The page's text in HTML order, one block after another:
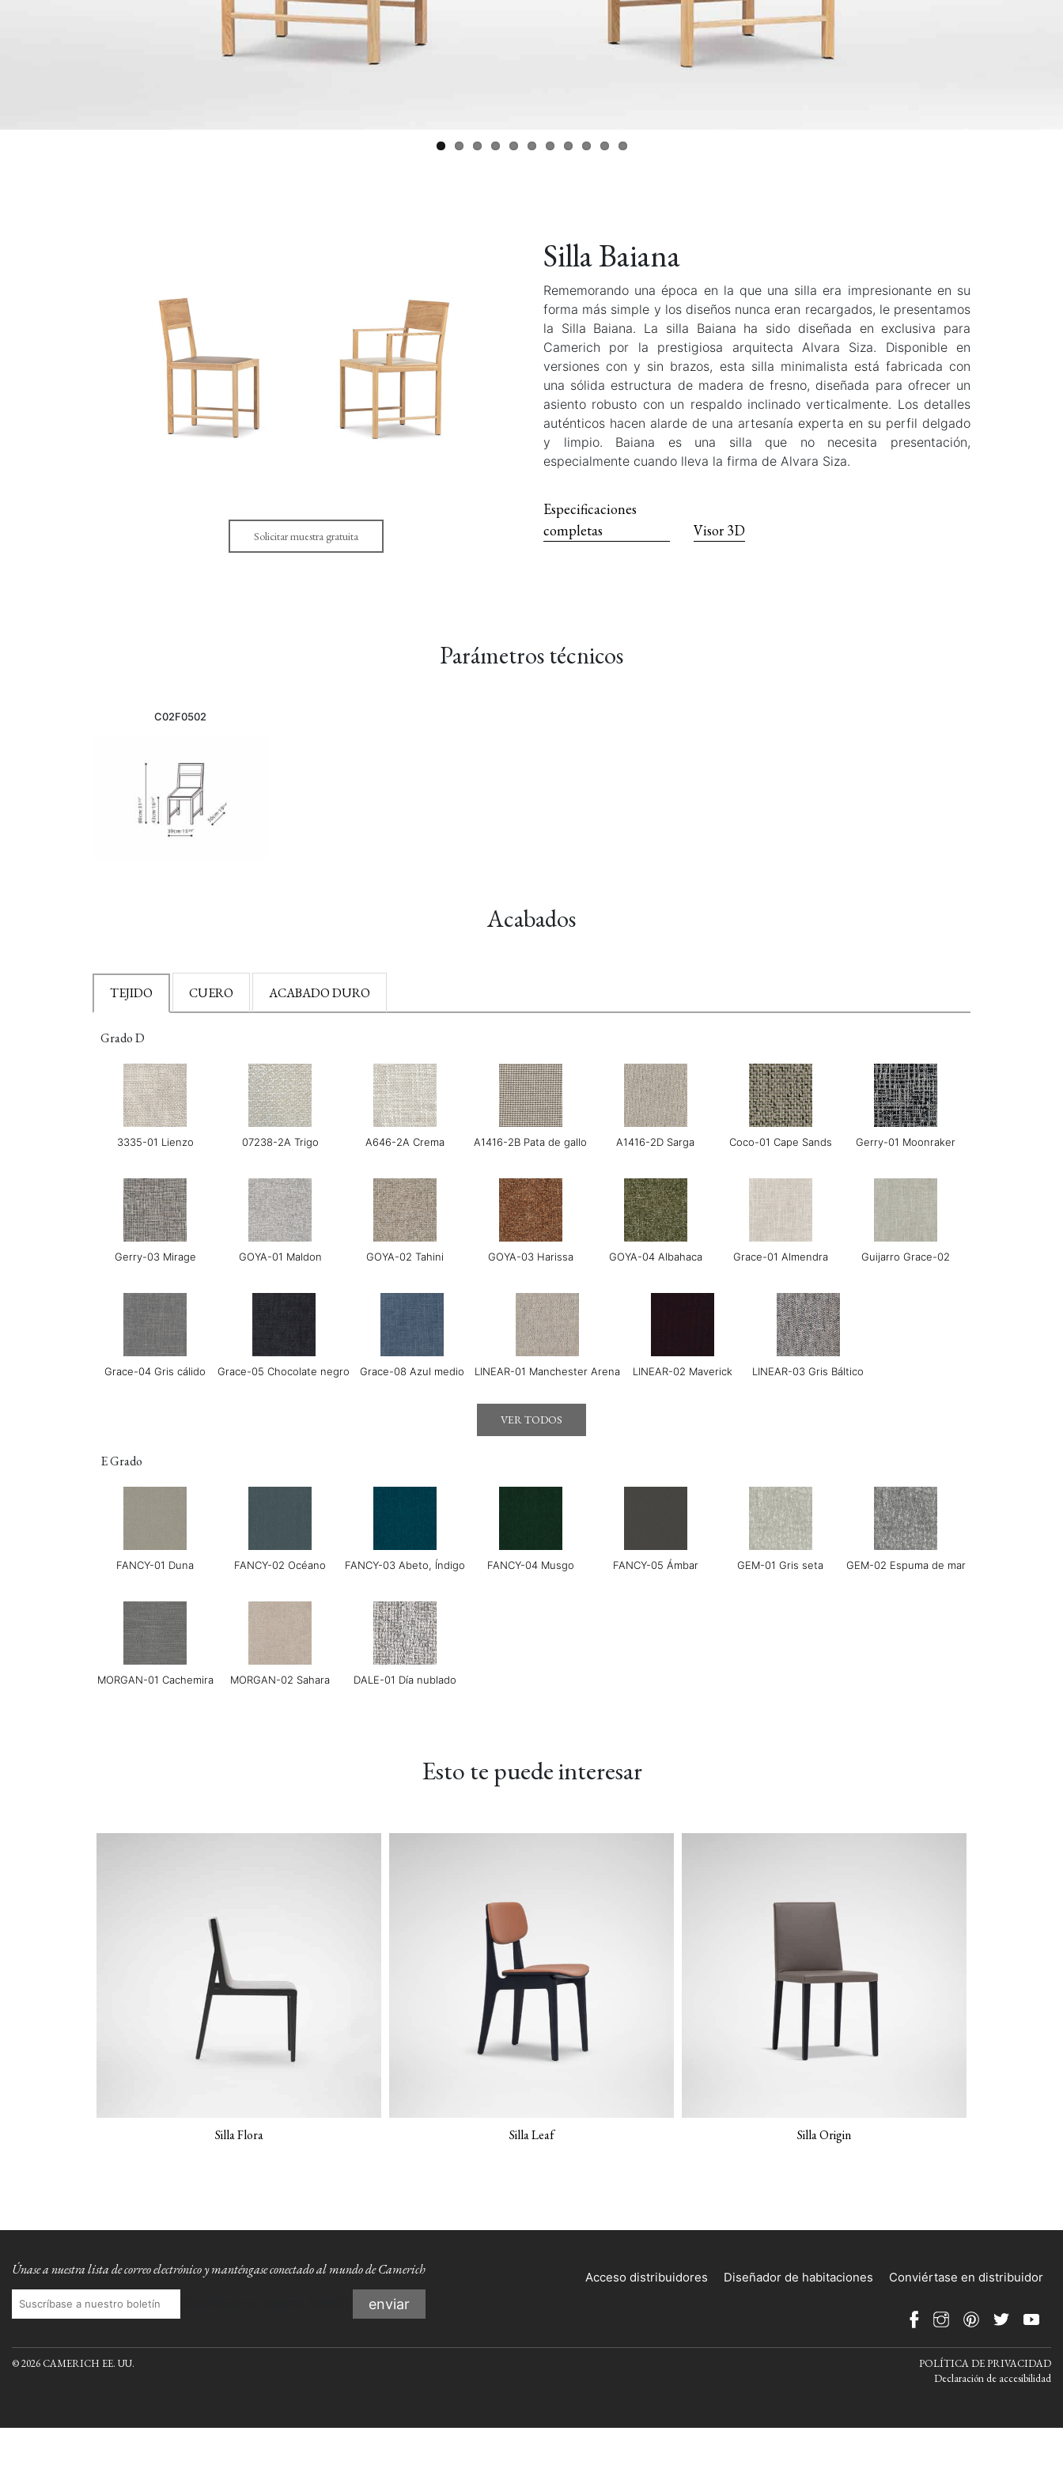
Solicitar muestra gratuita
Silla Baiana
Rememorando una época en la que una silla era impresionante en su
forma más simple y los diseños nunca eran recargados, le presentamos
la Silla Baiana. La silla Baiana ha sido diseñada en exclusiva para
Camerich por la prestigiosa arquitecta Alvara Siza. Disponible en
versiones con y sin brazos, esta silla minimalista está fabricada con
una sólida estructura de madera de fresno, diseñada para ofrecer un
asiento robusto con un respaldo inclinado verticalmente. Los detalles
auténticos hacen alarde de una artesanía experta en su perfil delgado
y limpio. Baiana es una silla que no necesita presentación,
especialmente cuando lleva la firma de Alvara Siza.
Especificaciones
completas
Visor 3D
Parámetros técnicos
C02F0502
Acabados
TEJIDO CUERO ACABADO DURO
Grado D
3335-01 Lienzo 07238-2A Trigo A646-2A Crema A1416-2B Pata de gallo A1416-2D Sarga Coco-01 Cape Sands Gerry-01 Moonraker
Gerry-03 Mirage GOYA-01 Maldon GOYA-02 Tahini GOYA-03 Harissa GOYA-04 Albahaca Grace-01 Almendra Guijarro Grace-02
Grace-04 Gris cálido Grace-05 Chocolate negro Grace-08 Azul medio LINEAR-01 Manchester Arena LINEAR-02 Maverick LINEAR-03 Gris Báltico
LERO-01 Textura Perla LERO-02 Arena suave
SKY-02 Gris sombra TRIO-01 Leonado TWILL-01 Cola de milano
VER TODOS
E Grado
FANCY-01 Duna FANCY-02 Océano FANCY-03 Abeto, Índigo FANCY-04 Musgo FANCY-05 Ámbar GEM-01 Gris seta GEM-02 Espuma de mar
MORGAN-01 Cachemira MORGAN-02 Sahara DALE-01 Día nublado
Esto te puede interesar
Silla Flora Silla Leaf Silla Origin
Únase a nuestra lista de correo electrónico y manténgase conectado al mundo de Camerich Acceso distribuidores Diseñador de habitaciones Conviértase en distribuidor
© 2026 CAMERICH EE. UU.
POLÍTICA DE PRIVACIDAD
Declaración de accesibilidad